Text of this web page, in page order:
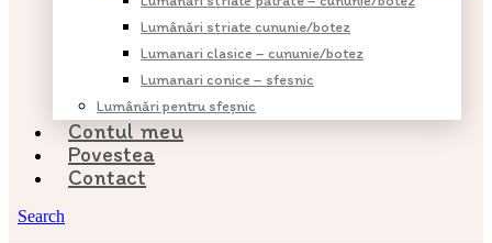
Lumânări striate cununie/botez
Lumanari clasice – cununie/botez
Lumanari conice – sfesnic
Lumânări pentru sfeșnic
Contul meu
Povestea
Contact
Search